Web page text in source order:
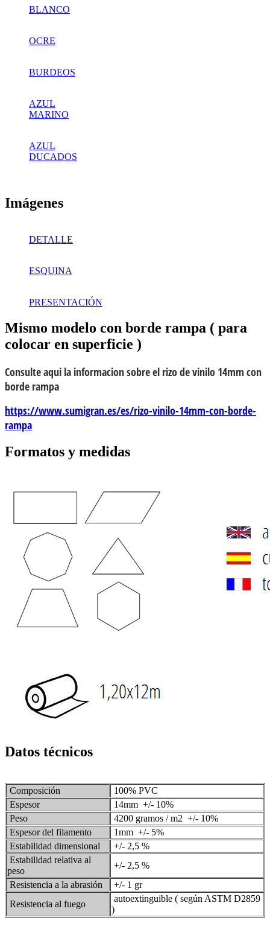
BLANCO
OCRE
BURDEOS
AZUL
MARINO
AZUL
DUCADOS
Imágenes
DETALLE
ESQUINA
PRESENTACIÓN
Mismo modelo con borde rampa ( para
colocar en superficie )
Consulte aqui la informacion sobre el rizo de vinilo 14mm con
borde rampa
https://www.sumigran.es/es/rizo-vinilo-14mm-con-borde-
rampa
Formatos y medidas
Datos técnicos
Composición
100% PVC
Espesor
14mm +/- 10%
Peso
4200 gramos / m2 +/- 10%
Espesor del filamento
1mm +/- 5%
Estabilidad dimensional
+/- 2,5 %
Estabilidad relativa al
peso
+/- 2,5 %
Resistencia a la abrasión
+/- 1 gr
Resistencia al fuego
autoextinguible ( según ASTM D2859
)